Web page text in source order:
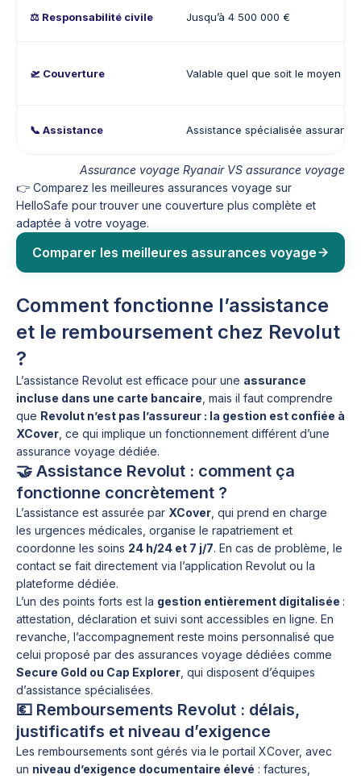
⚖️ Responsabilité civile Jusqu’à 4 500 000 €
🛫 Couverture Valable quel que soit le moyen de
📞 Assistance Assistance spécialisée
Assurance voyage Ryanair VS assurance voyage
👉 Comparez les meilleures assurances voyage sur
HelloSafe pour trouver une couverture plus complète et
adaptée à votre voyage.
Comparer les meilleures assurances voyage
Comment fonctionne l’assistance
et le remboursement chez Revolut
?
L’assistance Revolut est efficace pour une assurance
incluse dans une carte bancaire , mais il faut comprendre
que Revolut n’est pas l’assureur : la gestion est confiée à
XCover , ce qui implique un fonctionnement différent d’une
assurance voyage dédiée.
🤝 Assistance Revolut : comment ça
fonctionne concrètement ?
L’assistance est assurée par XCover , qui prend en charge
les urgences médicales, organise le rapatriement et
coordonne les soins 24 h/24 et 7 j/7. En cas de problème, le
contact se fait directement via l’application Revolut ou la
plateforme dédiée.
L’un des points forts est la gestion entièrement digitalisée :
attestation, déclaration et suivi sont accessibles en ligne. En
revanche, l’accompagnement reste moins personnalisé que
celui proposé par des assurances voyage dédiées comme
Secure Gold ou Cap Explorer , qui disposent d’équipes
d’assistance spécialisées.
💶 Remboursements Revolut : délais,
justificatifs et niveau d’exigence
Les remboursements sont gérés via le portail XCover, avec
un niveau d’exigence documentaire élevé : factures,